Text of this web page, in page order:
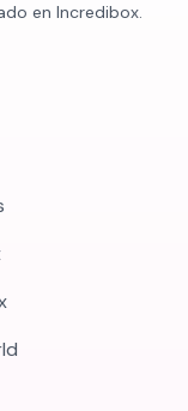
en Incredibox.